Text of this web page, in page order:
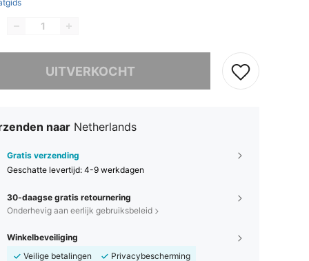
UITVERKOCHT
naar Netherlands
Gratis verzending
Geschatte levertijd: 4-9 werkdagen
30-daagse gratis retournering
Onderhevig aan eerlijk gebruiksbeleid
Winkelbeveiliging
Veilige betalingen
Privacybescherming